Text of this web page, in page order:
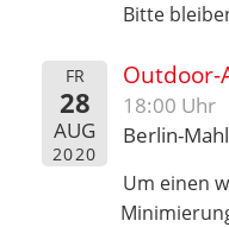
Bitte
FR
28
AUG
2020
Outdoor-
18:00 Uhr
Berlin-
Um einen